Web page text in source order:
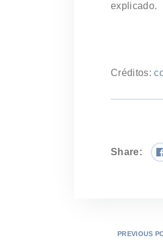
explicado.
Créditos:
Share:
PREVIOUS